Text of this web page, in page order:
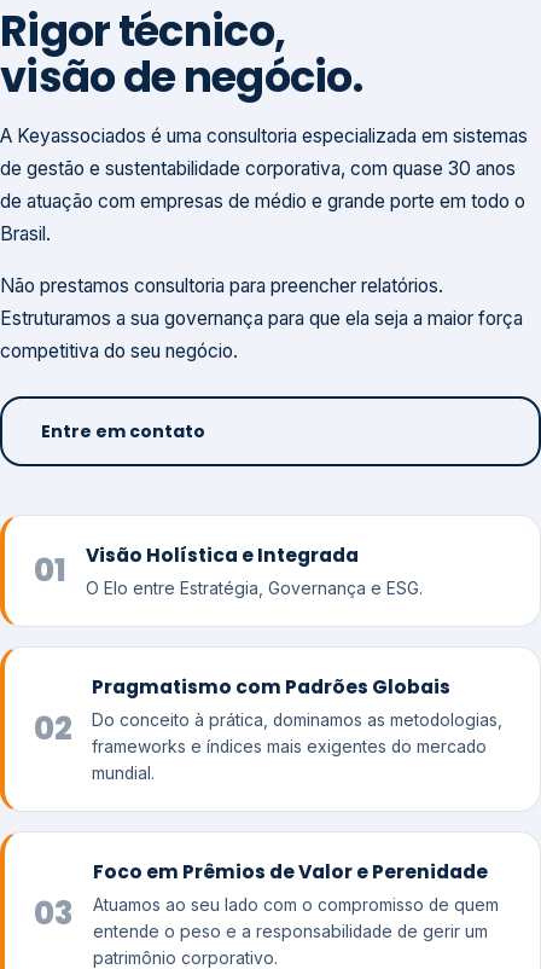
Rigor técnico,
visão de negócio.
A Keyassociados é uma consultoria especializada em sistemas
de gestão e sustentabilidade corporativa, com quase 30 anos
de atuação com empresas de médio e grande porte em todo o
Brasil.
Não prestamos consultoria para preencher relatórios.
Estruturamos a sua governança para que ela seja a maior força
competitiva do seu negócio.
Entre em contato
01 Visão Holística e Integrada
O Elo entre Estratégia, Governança e ESG.
02
Pragmatismo com Padrões Globais
Do conceito à prática, dominamos as metodologias,
frameworks e índices mais exigentes do mercado
mundial.
03
Foco em Prêmios de Valor e Perenidade
Atuamos ao seu lado com o compromisso de quem
entende o peso e a responsabilidade de gerir um
patrimônio corporativo.